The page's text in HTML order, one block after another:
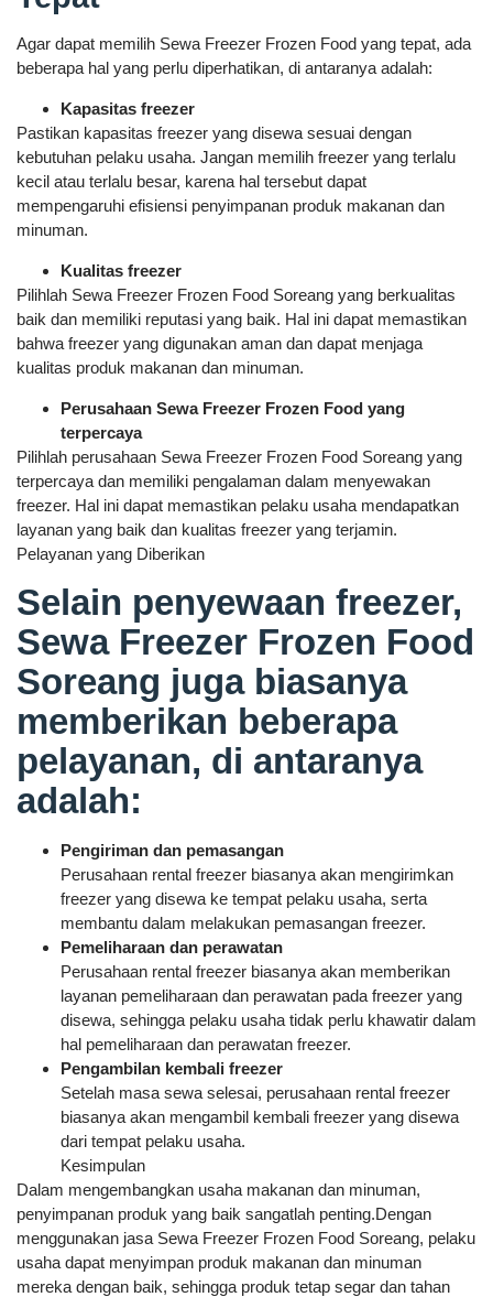
Agar dapat memilih Sewa Freezer Frozen Food yang tepat, ada
beberapa hal yang perlu diperhatikan, di antaranya adalah:
Kapasitas freezer
Pastikan kapasitas freezer yang disewa sesuai dengan
kebutuhan pelaku usaha. Jangan memilih freezer yang terlalu
kecil atau terlalu besar, karena hal tersebut dapat
mempengaruhi efisiensi penyimpanan produk makanan dan
minuman.
Kualitas freezer
Pilihlah Sewa Freezer Frozen Food Soreang yang berkualitas
baik dan memiliki reputasi yang baik. Hal ini dapat memastikan
bahwa freezer yang digunakan aman dan dapat menjaga
kualitas produk makanan dan minuman.
Perusahaan Sewa Freezer Frozen Food yang
terpercaya
Pilihlah perusahaan Sewa Freezer Frozen Food Soreang yang
terpercaya dan memiliki pengalaman dalam menyewakan
freezer. Hal ini dapat memastikan pelaku usaha mendapatkan
layanan yang baik dan kualitas freezer yang terjamin.
Pelayanan yang Diberikan
Selain penyewaan freezer,
Sewa Freezer Frozen Food
Soreang juga biasanya
memberikan beberapa
pelayanan, di antaranya
adalah:
Pengiriman dan pemasangan
Perusahaan rental freezer biasanya akan mengirimkan
freezer yang disewa ke tempat pelaku usaha, serta
membantu dalam melakukan pemasangan freezer.
Pemeliharaan dan perawatan
Perusahaan rental freezer biasanya akan memberikan
layanan pemeliharaan dan perawatan pada freezer yang
disewa, sehingga pelaku usaha tidak perlu khawatir dalam
hal pemeliharaan dan perawatan freezer.
Pengambilan kembali freezer
Setelah masa sewa selesai, perusahaan rental freezer
biasanya akan mengambil kembali freezer yang disewa
dari tempat pelaku usaha.
Kesimpulan
Dalam mengembangkan usaha makanan dan minuman,
penyimpanan produk yang baik sangatlah penting.Dengan
menggunakan jasa Sewa Freezer Frozen Food Soreang, pelaku
usaha dapat menyimpan produk makanan dan minuman
mereka dengan baik, sehingga produk tetap segar dan tahan